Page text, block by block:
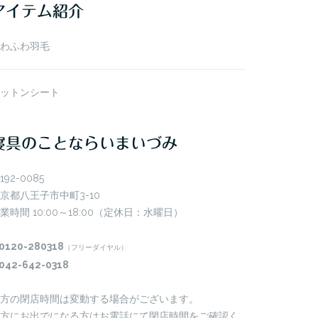
イテム紹介
ふわ羽毛
トンシート
具のことならいまいづみ
0085
都八王子市中町3-10
時間 10:00～18:00（定休日：水曜日）
0120-280318 （フリーダイヤル）
042-642-0318
の閉店時間は変動する場合がございます。